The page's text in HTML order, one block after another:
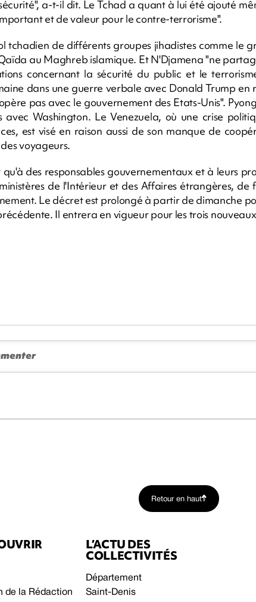
a-t-il dit. Le Tchad a quant à lui été ajouté
et de valeur pour le contre-terrorisme".
tchadien de différents groupes jihadistes comme le
au Maghreb islamique. Et N'Djamena "ne
concernant la sécurité du public et le
dans une guerre verbale avec Donald Trump en
pas avec le gouvernement des Etats-Unis".
Washington. Le Venezuela, où une crise
est visé en raison aussi de son manque de
voyageurs.
des responsables gouvernementaux et à leurs
de l'Intérieur et des Affaires étrangères, de
Le décret est prolongé à partir de dimanche
Il entrera en vigueur pour les trois
Retour en haut
de la Rédaction
L’ACTU DES
COLLECTIVITÉS
Département
Saint-Denis